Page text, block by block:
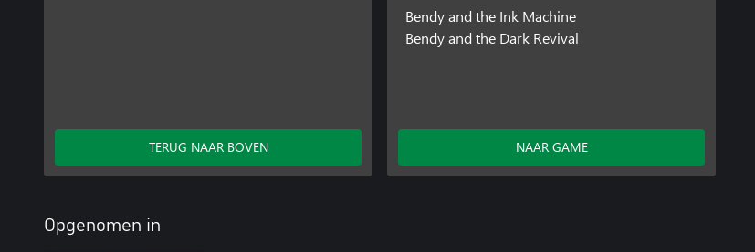
TERUG NAAR BOVEN
Bendy and the Ink Machine
Bendy and the Dark Revival
NAAR GAME
Opgenomen in